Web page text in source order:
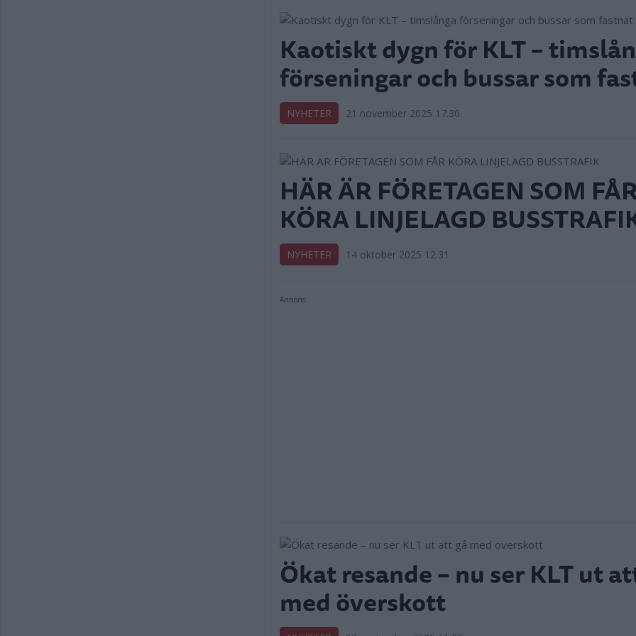
Kaotiskt dygn för KLT –
förseningar och bussar som
NYHETER 21 november 2025 17.30
HÄR ÄR FÖRETAGEN SOM
KÖRA LINJELAGD
NYHETER 14 oktober 2025 12.31
Annons:
Ökat resande – nu ser KLT ut
med överskott